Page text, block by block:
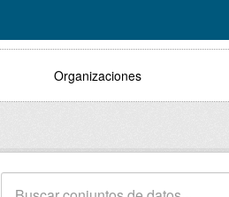
Organizaciones